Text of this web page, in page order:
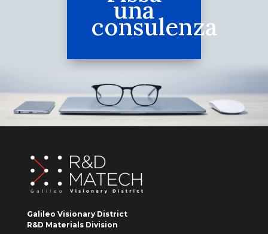
una
consulenza
Galileo Visionary District
R&D Materials Division